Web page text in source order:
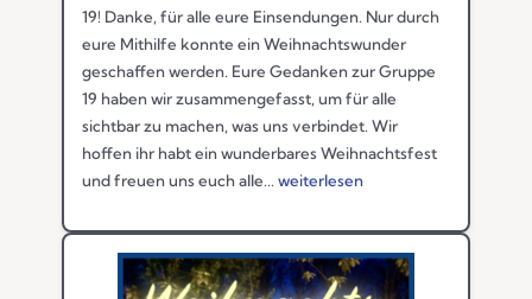
19! Danke, für alle eure Einsendungen. Nur durch
eure Mithilfe konnte ein Weihnachtswunder
geschaffen werden. Eure Gedanken zur Gruppe
19 haben wir zusammengefasst, um für alle
sichtbar zu machen, was uns verbindet. Wir
hoffen ihr habt ein wunderbares Weihnachtsfest
und freuen uns euch alle... weiterlesen